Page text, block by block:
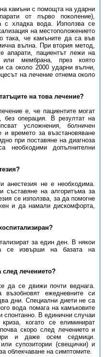
камъни с помощта на ударни
от първо поколение),
с хладка вода. Използва се
на местоположението
така, че камъните да са във
вълна. При втория метод,
апарати, пациентът лежи на
мембрана, през която
са около 2000 ударни вълни,
на лечение отнема около
на това лечение?
е, че пациентите могат
без операция. В резултат на
усложнения, болничен
времето за възстановяване
при поставяне на диагноза
необходими допълнителни
анестезия не е необходима.
на алгоритъма за
се използва, за да помогне
и да намали дискомфорта,
за един ден. В някои
се извърши на базата на
след лечението?
да се движи почти веднага.
ежедневните си
дни. Специални диети не са
вода помага на камъковите
В единични случаи
когато се елиминират
скоро след лечението и
и даже осем седмици.
супозитории (свещички) и
облекчаване на симптомите.